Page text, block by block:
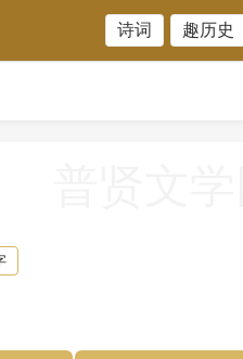
诗词 趣历史